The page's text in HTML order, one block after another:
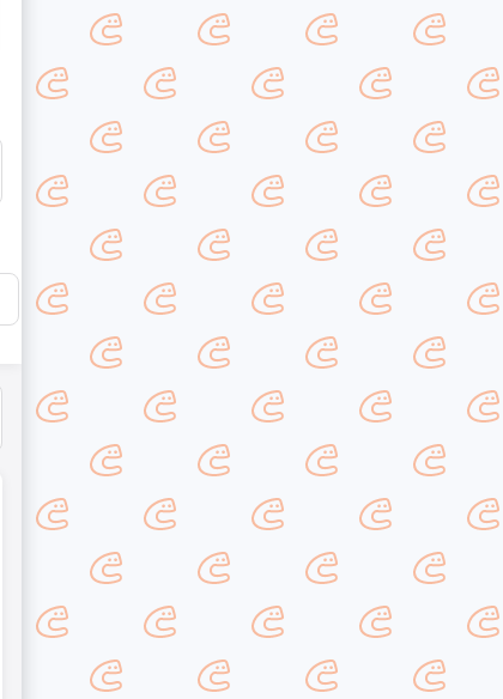
15:00 16:00 17:00 18:00